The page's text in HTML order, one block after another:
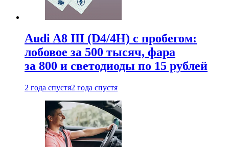
Audi A8 III (D4/4H) c пробегом:
лобовое за 500 тысяч, фара
за 800 и светодиоды по 15 рублей
2 года спустя2 года спустя